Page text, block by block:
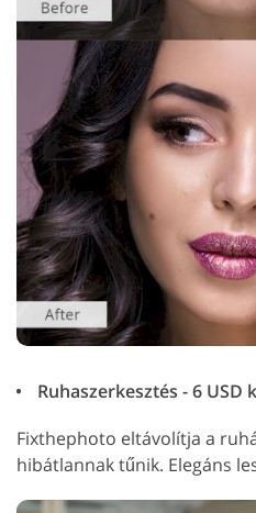
Ruhaszerkesztés - 6 USD
Fixthephoto eltávolítja a
hibátlannak tűnik. Elegáns